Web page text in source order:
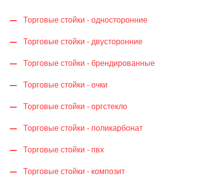
Торговые стойки - односторонние
Торговые стойки - двусторонние
Торговые стойки - брендированные
Торговые стойки - очки
Торговые стойки - оргстекло
Торговые стойки - поликарбонат
Торговые стойки - пвх
Торговые стойки - композит